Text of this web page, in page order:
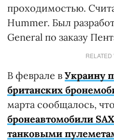
проходимостью.
Hummer. Был
General по заказу
RELATED
В феврале в Украину
британских
марта сообщалось,
бронеавтомобили
танковыми